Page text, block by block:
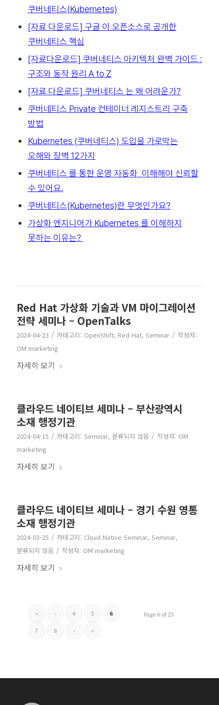
쿠버네티스(Kubernetes)
[자료 다운로드] 구글 이 오픈소스로 공개한
쿠버네티스 핵심
[자료다운로드] 쿠버네티스 아키텍처 완벽 가이드 :
구조와 동작 원리 A to Z
[자료 다운로드] 쿠버네티스 는 왜 어려운가?
쿠버네티스 Private 컨테이너 레지스트리 구축
방법
Kubernetes (쿠버네티스) 도입을 가로막는
오해와 장벽 12가지
쿠버네티스 를 통한 운영 자동화, 이해해야 신뢰할
수 있어요.
쿠버네티스(Kubernetes)란 무엇인가요?
가상화 엔지니어가 Kubernetes 를 이해하지
못하는 이유는?
Red Hat 가상화 기술과 VM 마이그레이션
전략 세미나 – OpenTalks
2024-04-23 / 카테고리: OpenShift, Red Hat, Seminar / 작성자:
OM marketing
자세히 보기
클라우드 네이티브 세미나 – 부산광역시
소재 행정기관
2024-04-15 / 카테고리: Seminar, 분류되지 않음 / 작성자: OM
marketing
자세히 보기
클라우드 네이티브 세미나 – 경기 수원 영통
소재 행정기관
2024-03-25 / 카테고리: Cloud Native Seminar, Seminar,
분류되지 않음 / 작성자: OM marketing
자세히 보기
Page 6 of 25
« ‹ 4 5 6
7 8 › »